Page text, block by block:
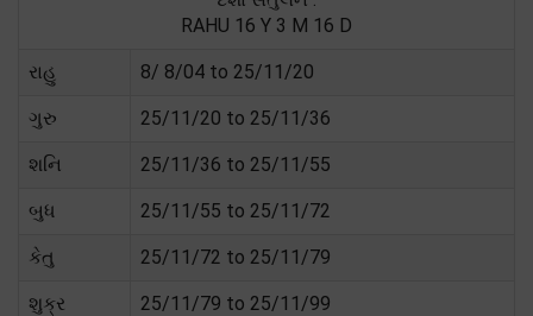
RAHU 16 Y 3 M 16 D
રાહુ 8/ 8/04 to 25/11/20
ગુરુ 25/11/20 to 25/11/36
શનિ 25/11/36 to 25/11/55
બુધ 25/11/55 to 25/11/72
કેતુ 25/11/72 to 25/11/79
શુક્ર 25/11/79 to 25/11/99